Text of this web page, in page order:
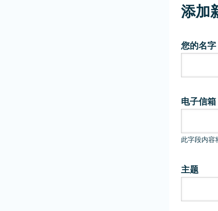
添加
您的名字
电子信箱
此字段内容
主题